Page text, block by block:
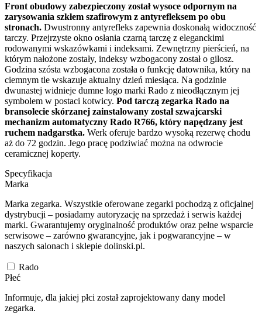
Front obudowy zabezpieczony został wysoce odpornym na
zarysowania szkłem szafirowym z antyrefleksem po obu
stronach. Dwustronny antyrefleks zapewnia doskonałą widoczność
tarczy. Przejrzyste okno osłania czarną tarczę z eleganckimi
rodowanymi wskazówkami i indeksami. Zewnętrzny pierścień, na
którym nałożone zostały, indeksy wzbogacony został o gilosz.
Godzina szósta wzbogacona została o funkcję datownika, który na
ciemnym tle wskazuje aktualny dzień miesiąca. Na godzinie
dwunastej widnieje dumne logo marki Rado z nieodłącznym jej
symbolem w postaci kotwicy. Pod tarczą zegarka Rado na
bransolecie skórzanej zainstalowany został szwajcarski
mechanizm automatyczny Rado R766, który napędzany jest
ruchem nadgarstka. Werk oferuje bardzo wysoką rezerwę chodu
aż do 72 godzin. Jego pracę podziwiać można na odwrocie
ceramicznej koperty.
Specyfikacja
Marka
Marka zegarka. Wszystkie oferowane zegarki pochodzą z oficjalnej
dystrybucji – posiadamy autoryzację na sprzedaż i serwis każdej
marki. Gwarantujemy oryginalność produktów oraz pełne wsparcie
serwisowe – zarówno gwarancyjne, jak i pogwarancyjne – w
naszych salonach i sklepie dolinski.pl.
Rado
Płeć
Informuje, dla jakiej płci został zaprojektowany dany model
zegarka.